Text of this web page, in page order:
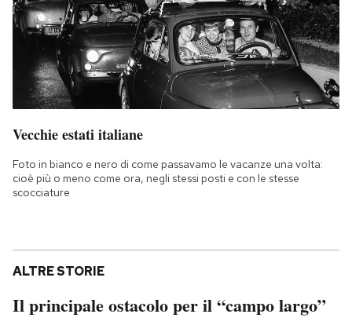
Vecchie estati italiane
Foto in bianco e nero di come passavamo le vacanze una volta:
cioè più o meno come ora, negli stessi posti e con le stesse
scocciature
ALTRE STORIE
Il principale ostacolo per il “campo largo”